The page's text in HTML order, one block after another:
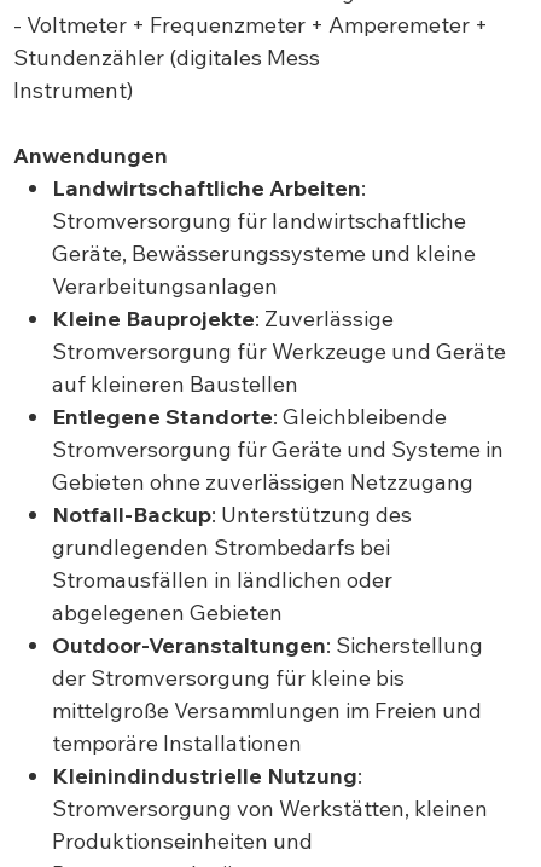
- Voltmeter + Frequenzmeter + Amperemeter +
Stundenzähler (digitales Mess
Instrument)
Anwendungen
Landwirtschaftliche Arbeiten:
Stromversorgung für landwirtschaftliche
Geräte, Bewässerungssysteme und kleine
Verarbeitungsanlagen
Kleine Bauprojekte: Zuverlässige
Stromversorgung für Werkzeuge und Geräte
auf kleineren Baustellen
Entlegene Standorte: Gleichbleibende
Stromversorgung für Geräte und Systeme in
Gebieten ohne zuverlässigen Netzzugang
Notfall-Backup: Unterstützung des
grundlegenden Strombedarfs bei
Stromausfällen in ländlichen oder
abgelegenen Gebieten
Outdoor-Veranstaltungen: Sicherstellung
der Stromversorgung für kleine bis
mittelgroße Versammlungen im Freien und
temporäre Installationen
Kleinindindustrielle Nutzung:
Stromversorgung von Werkstätten, kleinen
Produktionseinheiten und